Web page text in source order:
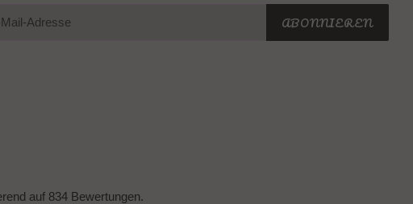
ABONNIEREN
auf 834 Bewertungen.